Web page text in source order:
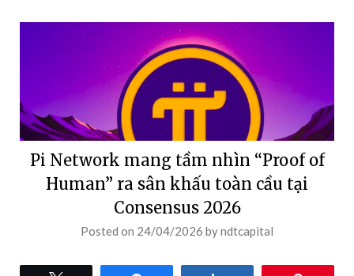
Pi Network mang tầm nhìn “Proof of
Human” ra sân khấu toàn cầu tại
Consensus 2026
Posted on 24/04/2026 byndtcapital